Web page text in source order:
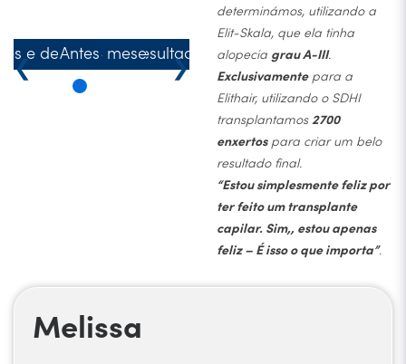
e depois
Antes4 mesesResultado
❮ ❯
determinámos, utilizando a
Elit-Skala, que ela tinha
alopecia grau A-III.
Exclusivamentepara a
Elithair, utilizando o SDHI
transplantamos2700
enxertospara criar um belo
resultado final.
“Estou simplesmente feliz por
ter feito um transplante
capilar. Sim,, estou apenas
feliz – É isso o que importa”.
Melissa